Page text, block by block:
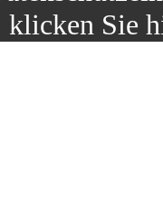
klicken Sie